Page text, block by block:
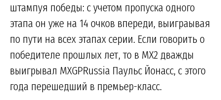
штампуя победы: с учетом пропуска одного
этапа он уже на 14 очков впереди, выиграывая
по пути на всех этапах серии. Если говорить о
победителе прошлых лет, то в MX2 дважды
выигрывал MXGPRussia Паульс Йонасс, с этого
года перешедший в премьер-класс.